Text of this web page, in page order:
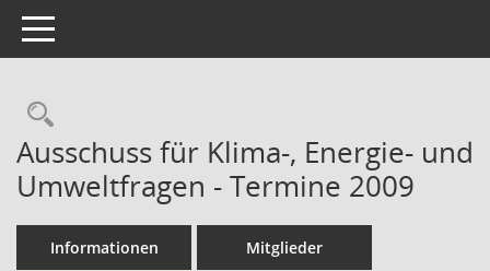
Toggle navigation
Rechercheauswahl
Ausschuss für Klima-, Energie- und
Umweltfragen - Termine 2009
Informationen Mitglieder